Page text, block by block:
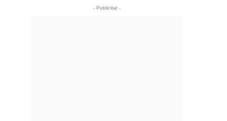
- Publicitat -